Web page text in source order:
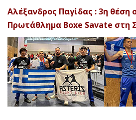
Αλέξανδρος Παγίδας : 3η
Πρωτάθλημα Boxe Savate στη